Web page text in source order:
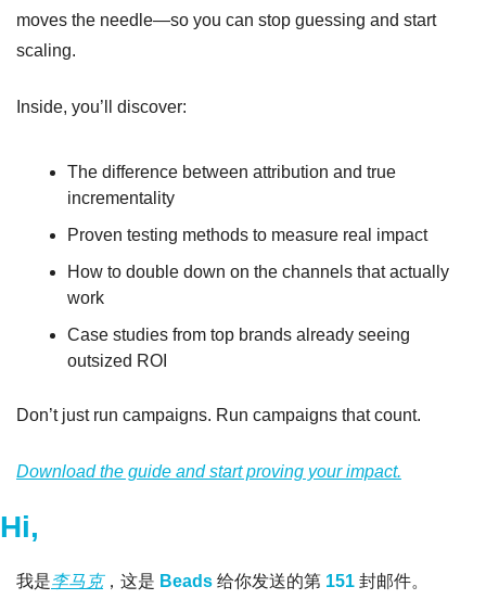
moves the needle—so you can stop guessing and start
scaling.
Inside, you’ll discover:
The difference between attribution and true
incrementality
Proven testing methods to measure real impact
How to double down on the channels that actually
work
Case studies from top brands already seeing
outsized ROI
Don’t just run campaigns. Run campaigns that count.
Download the guide and start proving your impact.
Hi,
我是李马克，这是 Beads 给你发送的第 151 封邮件。